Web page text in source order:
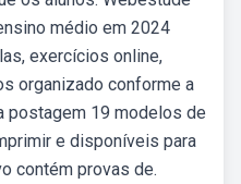
médio em 2024
exercícios online,
organizado conforme a
postagem 19 modelos de
e disponíveis para
contém provas de.